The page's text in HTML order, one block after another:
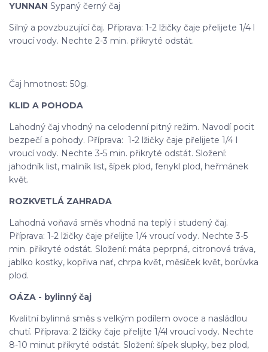
YUNNAN Sypaný černý čaj
Silný a povzbuzující čaj. Příprava: 1-2 lžičky čaje přelijete 1/4 l
vroucí vody. Nechte 2-3 min. přikryté odstát.
Čaj hmotnost: 50g.
KLID A POHODA
Lahodný čaj vhodný na celodenní pitný režim. Navodí pocit
bezpečí a pohody. Příprava: 1-2 lžičky čaje přelijete 1/4 l
vroucí vody. Nechte 3-5 min. přikryté odstát. Složení:
jahodník list, maliník list, šípek plod, fenykl plod, heřmánek
květ.
ROZKVETLÁ ZAHRADA
Lahodná voňavá směs vhodná na teplý i studený čaj.
Příprava: 1-2 lžičky čaje přelijte 1/4 vroucí vody. Nechte 3-5
min. přikryté odstát. Složení: máta peprpná, citronová tráva,
jablko kostky, kopřiva nať, chrpa květ, měsíček květ, borůvka
plod.
OÁZA - bylinný čaj
Kvalitní bylinná směs s velkým podílem ovoce a nasládlou
chutí. Příprava: 2 lžičky čaje přelijte 1/4l vroucí vody. Nechte
8-10 minut přikryté odstát. Složení: šípek slupky, bez plod,